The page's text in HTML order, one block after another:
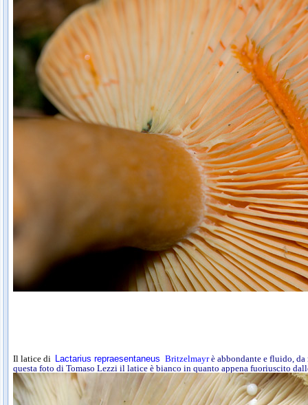
Il latice di Lactarius repraesentaneus Britzelmayr è abbondante e fluido,
questa foto di Tomaso Lezzi il latice è bianco in quanto appena fuoriuscito